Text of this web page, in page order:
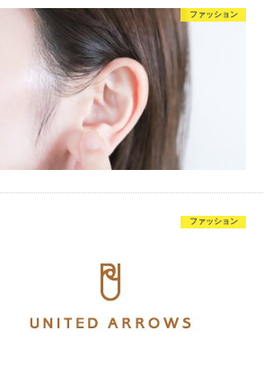
ファッション
ファッション